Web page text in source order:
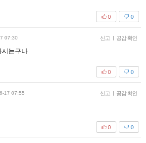
0
0
07:30 신고 | 공감 확인
시는구나
0
0
17 07:55 신고 | 공감 확인
0
0